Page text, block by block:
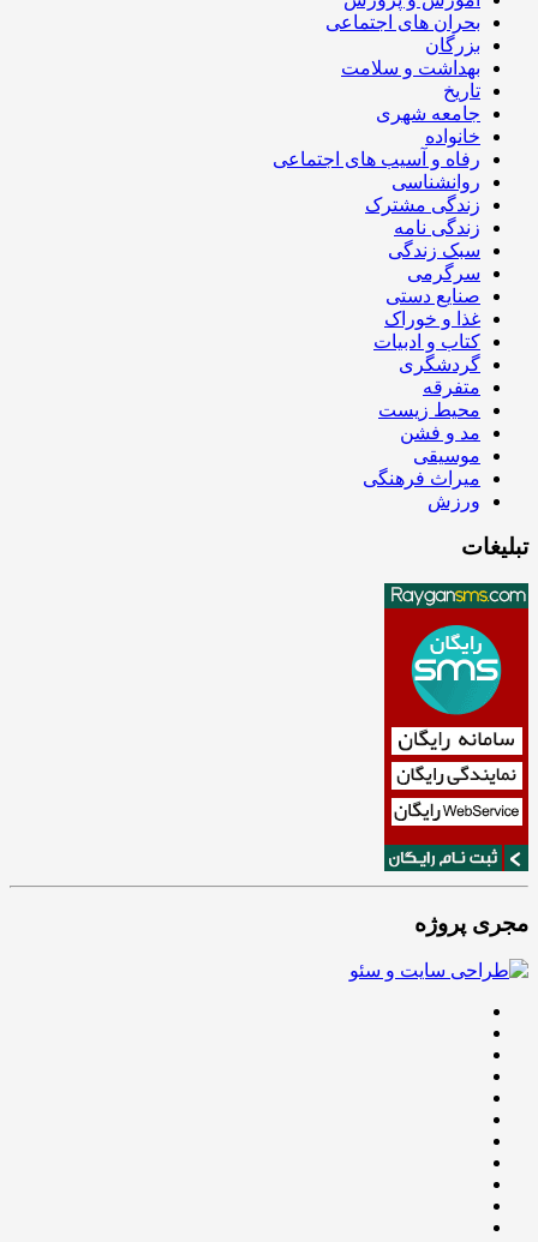
بحران های اجتماعی
بزرگان
بهداشت و سلامت
تاریخ
جامعه شهری
خانواده
رفاه و آسیب های اجتماعی
روانشناسی
زندگی مشترک
زندگی نامه
سبک زندگی
سرگرمی
صنایع دستی
غذا و خوراک
کتاب و ادبیات
گردشگری
متفرقه
محیط زیست
مد و فشن
موسیقی
میراث فرهنگی
ورزش
تبلیغات
مجری پروژه